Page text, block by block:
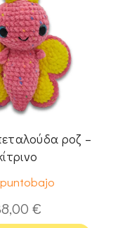
ροζ –
puntobajo
€